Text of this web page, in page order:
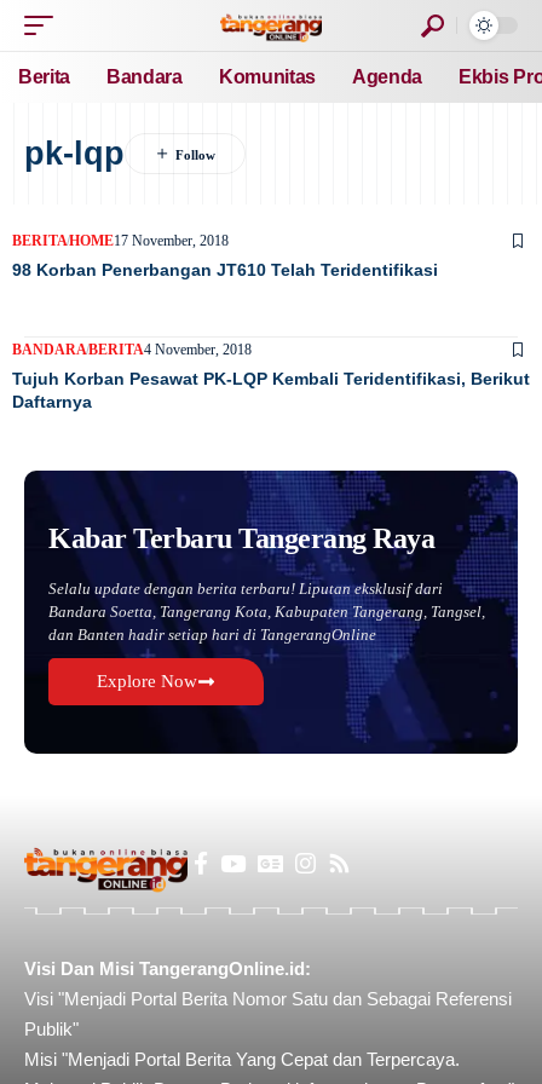
Berita Bandara Komunitas Agenda Ekbis
pk-lqp
BERITAHOME17 November, 2018
98 Korban Penerbangan JT610 Telah Teridentifikasi
BANDARABERITA4 November, 2018
Tujuh Korban Pesawat PK-LQP Kembali Teridentifikasi, Berikut
Daftarnya
Kabar Terbaru Tangerang Raya
Selalu update dengan berita terbaru! Liputan eksklusif dari
Bandara Soetta, Tangerang Kota, Kabupaten Tangerang, Tangsel,
dan Banten hadir setiap hari di TangerangOnline
Explore Now
Visi Dan Misi TangerangOnline.id:
Visi "Menjadi Portal Berita Nomor Satu dan Sebagai Referensi
Publik"
Misi "Menjadi Portal Berita Yang Cepat dan Terpercaya.